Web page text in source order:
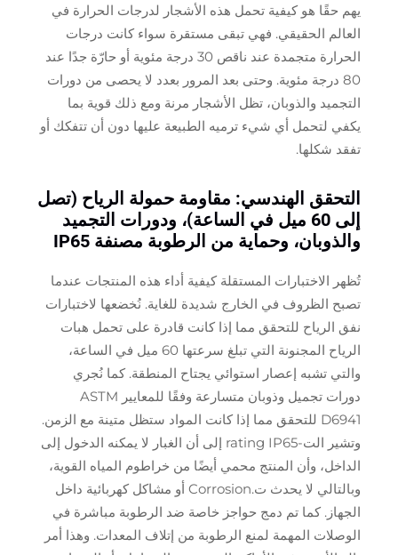
يهم حقًا هو كيفية تحمل هذه الأشجار لدرجات الحرارة في
العالم الحقيقي. فهي تبقى مستقرة سواء كانت درجات
الحرارة متجمدة عند ناقص 30 درجة مئوية أو حارّة جدًا عند
80 درجة مئوية. وحتى بعد المرور بعدد لا يحصى من دورات
التجميد والذوبان، تظل الأشجار مرنة ومع ذلك قوية بما
يكفي لتحمل أي شيء ترميه الطبيعة عليها دون أن تتفكك أو
تفقد شكلها.
التحقق الهندسي: مقاومة حمولة الرياح (تصل
إلى 60 ميل في الساعة)، ودورات التجميد
والذوبان، وحماية من الرطوبة مصنفة IP65
تُظهر الاختبارات المستقلة كيفية أداء هذه المنتجات عندما
تصبح الظروف في الخارج شديدة للغاية. نُخضعها لاختبارات
نفق الرياح للتحقق مما إذا كانت قادرة على تحمل هبات
الرياح المجنونة التي تبلغ سرعتها 60 ميل في الساعة،
والتي تشبه إعصار استوائي يجتاح المنطقة. كما نُجري
دورات تجميل وذوبان متسارعة وفقًا للمعايير ASTM
D6941 للتحقق مما إذا كانت المواد ستظل متينة مع الزمن.
وتشير الت-rating IP65 إلى أن الغبار لا يمكنه الدخول إلى
الداخل، وأن المنتج محمي أيضًا من خراطوم المياه القوية،
وبالتالي لا يحدث ت.Corrosion أو مشاكل كهربائية داخل
الجهاز. كما تم دمج حواجز خاصة ضد الرطوبة مباشرة في
الوصلات المهمة لمنع الرطوبة من إتلاف المعدات. وهذا أمر